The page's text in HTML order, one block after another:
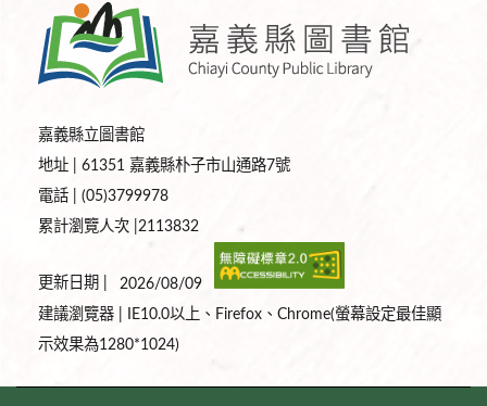
嘉義縣立圖書館
地址 | 61351 嘉義縣朴子市山通路7號
電話 | (05)3799978
累計瀏覽人次 |2113832
更新日期 |
2026/08/09
建議瀏覽器 | IE10.0以上、Firefox、Chrome(螢幕設定最佳顯
示效果為1280*1024)